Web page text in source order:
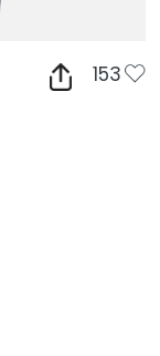
153